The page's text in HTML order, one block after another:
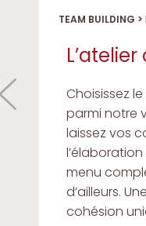
TEAM BUILDING >
Choisissez
parmi notre
laissez vos
menu
d’ailleurs.
cohésion